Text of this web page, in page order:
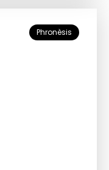
Phronèsis